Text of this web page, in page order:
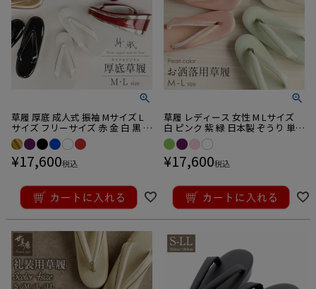
草履 厚底 成人式 振袖 Mサイズ L
サイズ フリーサイズ 赤 金 白 黒 青
紫 紗織 日本製 3枚芯
¥17,600税込
草履 レディース 女性 M Lサイズ
白 ピンク 紫 緑 日本製 ぞうり 単品
着物 小紋 紬 訪問着 きもの 普段用
普段 和装 小物 履物 女性 レディー
ス キステ
¥17,600税込